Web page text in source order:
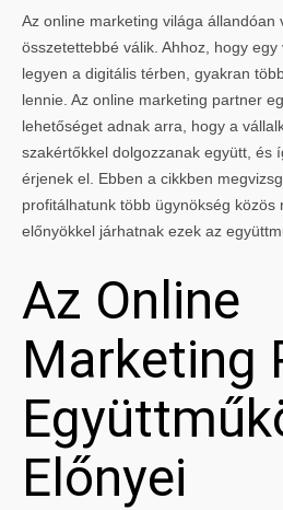
Az online marketing világa állandóan
összetettebbé válik. Ahhoz, hogy
legyen a digitális térben, gyakran
lennie. Az online marketing partner
lehetőséget adnak arra, hogy a
szakértőkkel dolgozzanak együtt, és
érjenek el. Ebben a cikkben
profitálhatunk több ügynökség közös
előnyökkel járhatnak ezek az
Az Online
Marketing
Előnyei